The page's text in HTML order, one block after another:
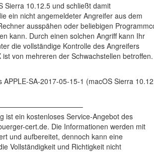
Sierra 10.12.5 und schließt damit
ein nicht angemeldeter Angreifer aus dem
ausspähen oder beliebigen
kann. Durch einen solchen Angriff kann Ihr
die vollständige Kontrolle des Angreifers
von mehreren der Schwachstellen betroffen.
APPLE-SA-2017-05-15-1 (macOS Sierra
ist ein kostenloses Service-Angebot des
cert.de. Die Informationen werden mit
und aufbereitet, dennoch kann eine
Vollständigkeit und Richtigkeit nicht